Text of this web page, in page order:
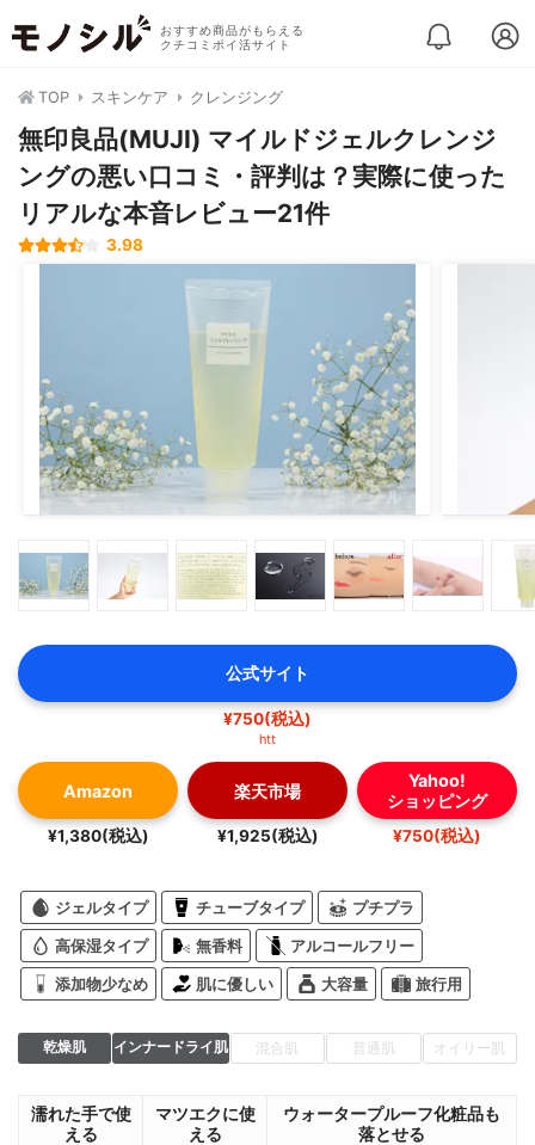
おすすめ商品がもらえる
クチコミポイ活サイト
TOP スキンケア クレンジング
無印良品(MUJI) マイルドジェルクレンジ
ングの悪い口コミ・評判は？実際に使った
リアルな本音レビュー21件
3.98
公式サイト
¥750(税込)
htt
Amazon
¥1,380(税込)
楽天市場
¥1,925(税込)
Yahoo!
ショッピング
¥750(税込)
ジェルタイプ チューブタイプ プチプラ
高保湿タイプ 無香料 アルコールフリー
添加物少なめ 肌に優しい 大容量 旅行用
乾燥肌 インナードライ肌 混合肌 普通肌 オイリー肌
濡れた手で使
える
マツエクに使
える
ウォータープルーフ化粧品も
落とせる